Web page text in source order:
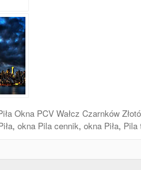
Okna PCV Wałcz Czarnków
, okna Pila cennik, okna Piła, Pila